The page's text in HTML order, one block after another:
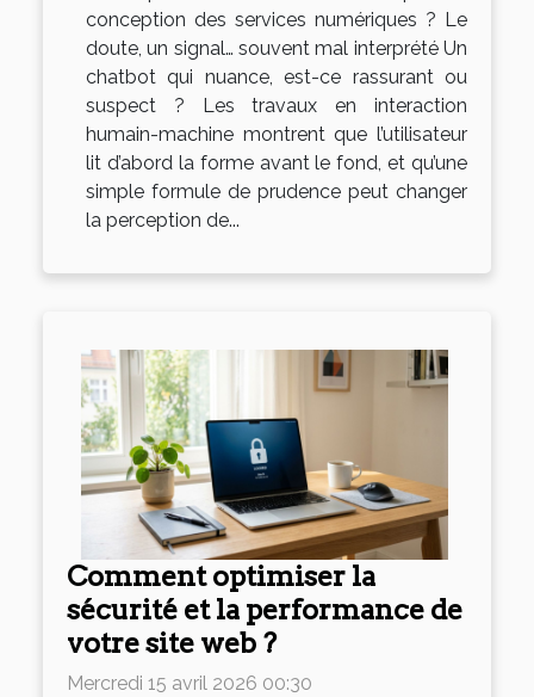
conception des services numériques ? Le
doute, un signal… souvent mal interprété Un
chatbot qui nuance, est-ce rassurant ou
suspect ? Les travaux en interaction
humain-machine montrent que l’utilisateur
lit d’abord la forme avant le fond, et qu’une
simple formule de prudence peut changer
la perception de...
Comment optimiser la
sécurité et la performance de
votre site web ?
Mercredi 15 avril 2026 00:30